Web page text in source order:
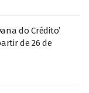
do Crédito’
de 26 de